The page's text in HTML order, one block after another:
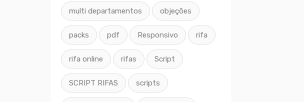
multi departamentos objeções
packs pdf Responsivo rifa
rifa online rifas Script
SCRIPT RIFAS scripts